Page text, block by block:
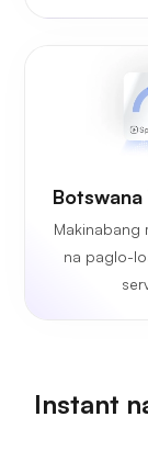
Makinabang
na paglo-
Instant